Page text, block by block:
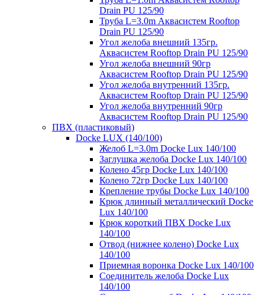
Drain PU 125/90
Труба L=3.0m Аквасистем Rooftop
Drain PU 125/90
Угол желоба внешний 135гр.
Аквасистем Rooftop Drain PU 125/90
Угол желоба внешний 90гр
Аквасистем Rooftop Drain PU 125/90
Угол желоба внутренний 135гр.
Аквасистем Rooftop Drain PU 125/90
Угол желоба внутренний 90гр
Аквасистем Rooftop Drain PU 125/90
ПВХ (пластиковый)
Docke LUX (140/100)
Желоб L=3.0m Docke Lux 140/100
Заглушка желоба Docke Lux 140/100
Колено 45гр Docke Lux 140/100
Колено 72гр Docke Lux 140/100
Крепление трубы Docke Lux 140/100
Крюк длинный металлический Docke
Lux 140/100
Крюк короткий ПВХ Docke Lux
140/100
Отвод (нижнее колено) Docke Lux
140/100
Приемная воронка Docke Lux 140/100
Соединитель желоба Docke Lux
140/100